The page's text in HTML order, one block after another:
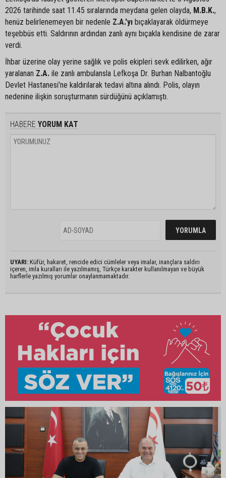
2026 tarihinde saat 11.45 sıralarında meydana gelen olayda, M.B.K.,
henüz belirlenemeyen bir nedenle Z.A.'yı bıçaklayarak öldürmeye
teşebbüs etti. Saldırının ardından zanlı aynı bıçakla kendisine de zarar
verdi.
İhbar üzerine olay yerine sağlık ve polis ekipleri sevk edilirken, ağır
yaralanan Z.A. ile zanlı ambulansla Lefkoşa Dr. Burhan Nalbantoğlu
Devlet Hastanesi'ne kaldırılarak tedavi altına alındı. Polis, olayın
nedenine ilişkin soruşturmanın sürdüğünü açıklamıştı.
HABERE YORUM KAT
UYARI: Küfür, hakaret, rencide edici cümleler veya imalar, inançlara saldırı
içeren, imla kuralları ile yazılmamış, Türkçe karakter kullanılmayan ve büyük
harflerle yazılmış yorumlar onaylanmamaktadır.